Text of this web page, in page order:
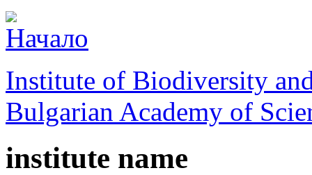
Institute of Biodiversity
Bulgarian Academy of
institute name